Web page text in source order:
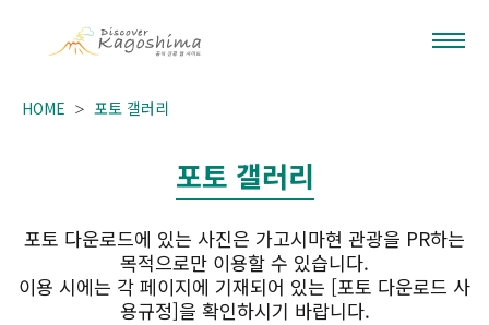
HOME 포토 갤러리
포토 갤러리
포토 다운로드에 있는 사진은 가고시마현 관광을 PR하는
목적으로만 이용할 수 있습니다.
이용 시에는 각 페이지에 기재되어 있는 [포토 다운로드 사
용규정]을 확인하시기 바랍니다.